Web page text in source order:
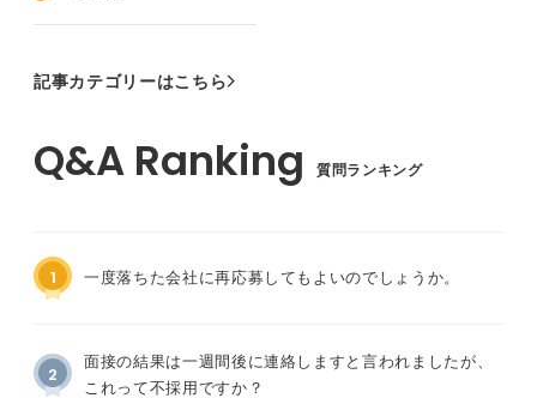
記事カテゴリーはこちら
質問ランキング
1 一度落ちた会社に再応募してもよいのでしょうか。
2
面接の結果は一週間後に連絡しますと言われましたが、
これって不採用ですか？